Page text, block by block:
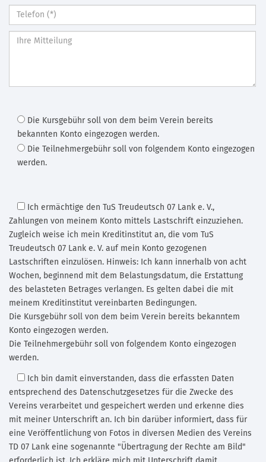
Die Kursgebühr soll von dem beim Verein bereits
bekannten Konto eingezogen werden.
Die Teilnehmergebühr soll von folgendem Konto eingezogen
werden.
Ich ermächtige den TuS Treudeutsch 07 Lank e. V.,
Zahlungen von meinem Konto mittels Lastschrift einzuziehen.
Zugleich weise ich mein Kreditinstitut an, die vom TuS
Treudeutsch 07 Lank e. V. auf mein Konto gezogenen
Lastschriften einzulösen. Hinweis: Ich kann innerhalb von acht
Wochen, beginnend mit dem Belastungsdatum, die Erstattung
des belasteten Betrages verlangen. Es gelten dabei die mit
meinem Kreditinstitut vereinbarten Bedingungen.
Die Kursgebühr soll von dem beim Verein bereits bekanntem
Konto eingezogen werden.
Die Teilnehmergebühr soll von folgendem Konto eingezogen
werden.
Ich bin damit einverstanden, dass die erfassten Daten
entsprechend des Datenschutzgesetzes für die Zwecke des
Vereins verarbeitet und gespeichert werden und erkenne dies
mit meiner Unterschrift an. Ich bin darüber informiert, dass für
eine Veröffentlichung von Fotos in diversen Medien des Vereins
TD 07 Lank eine sogenannte "Übertragung der Rechte am Bild"